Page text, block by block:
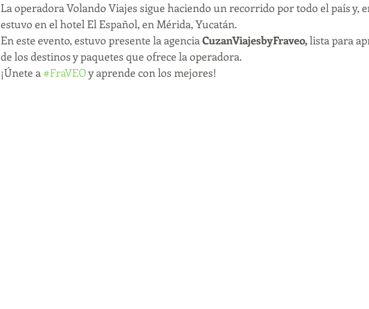
La operadora Volando Viajes sigue haciendo un recorrido por todo el país y,
estuvo en el hotel El Español, en Mérida, Yucatán.
En este evento, estuvo presente la agencia CuzanViajesbyFraveo, lista para
de los destinos y paquetes que ofrece la operadora.
¡Únete a #FraVEO y aprende con los mejores!